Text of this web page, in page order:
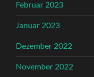
Februar 2023
Januar 2023
Dezember 2022
November 2022